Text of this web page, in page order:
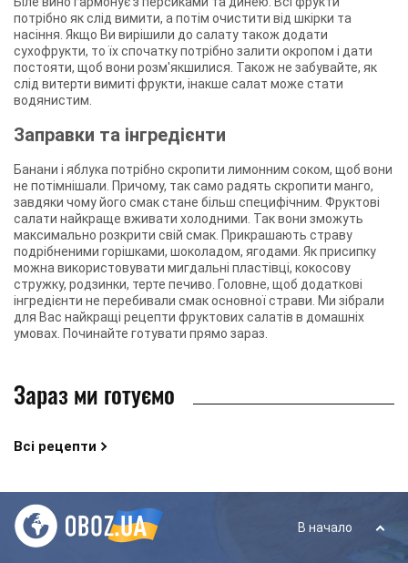
потрібно як слід вимити, а потім очистити від шкірки та
насіння. Якщо Ви вирішили до салату також додати
сухофрукти, то їх спочатку потрібно залити окропом і дати
постояти, щоб вони розм'якшилися. Також не забувайте, як
слід витерти вимиті фрукти, інакше салат може стати
водянистим.
Заправки та інгредієнти
Банани і яблука потрібно скропити лимонним соком, щоб вони
не потімнішали. Причому, так само радять скропити манго,
завдяки чому його смак стане більш специфічним. Фруктові
салати найкраще вживати холодними. Так вони зможуть
максимально розкрити свій смак. Прикрашають страву
подрібненими горішками, шоколадом, ягодами. Як присипку
можна використовувати мигдальні пластівці, кокосову
стружку, родзинки, терте печиво. Головне, щоб додаткові
інгредієнти не перебивали смак основної страви. Ми зібрали
для Вас найкращі рецепти фруктових салатів в домашніх
умовах. Починайте готувати прямо зараз.
Зараз ми готуємо
Всі рецепти
В начало